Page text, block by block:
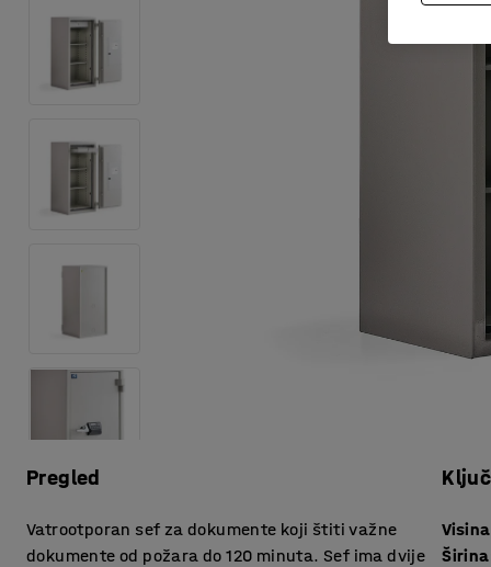
Pregled
Vatrootporan sef za dokumente koji štiti važne
dokumente od požara do 120 minuta. Sef ima dvije
Visina
Širina